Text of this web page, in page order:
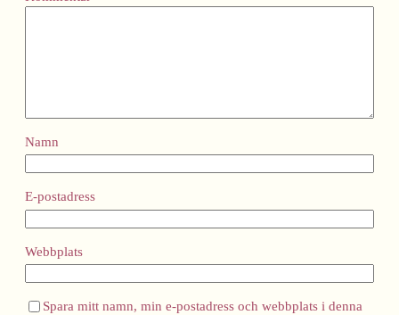
Namn
E-postadress
Webbplats
Spara mitt namn, min e-postadress och webbplats i denna